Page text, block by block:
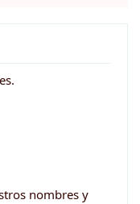
nombres y